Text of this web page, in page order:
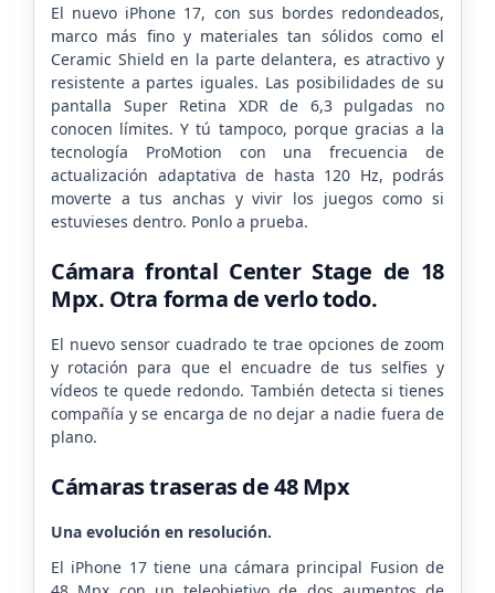
El nuevo iPhone 17, con sus bordes redondeados,
marco más fino y materiales tan sólidos como el
Ceramic Shield en la parte delantera, es atractivo y
resistente a partes iguales. Las posibilidades de su
pantalla Super Retina XDR de 6,3 pulgadas no
conocen límites. Y tú tampoco, porque gracias a la
tecnología ProMotion con una frecuencia de
actualización adaptativa de hasta 120 Hz, podrás
moverte a tus anchas y vivir los juegos como si
estuvieses dentro. Ponlo a prueba.
Cámara frontal Center Stage de 18
Mpx. Otra forma de verlo todo.
El nuevo sensor cuadrado te trae opciones de zoom
y rotación para que el encuadre de tus selfies y
vídeos te quede redondo. También detecta si tienes
compañía y se encarga de no dejar a nadie fuera de
plano.
Cámaras traseras de 48 Mpx
Una evolución en resolución.
El iPhone 17 tiene una cámara principal Fusion de